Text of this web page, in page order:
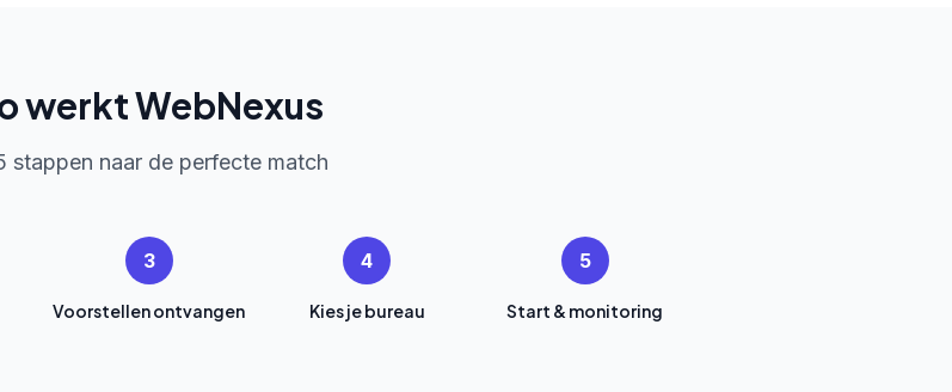
werkt WebNexus
stappen naar de perfecte match
3
Voorstellen ontvangen
4
Kies je bureau
5
Start & monitoring